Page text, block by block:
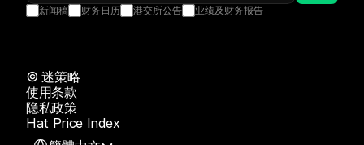
新闻稿 财务日历 港交所公告 业绩及财务报告
©️ 迷策略
使用条款
隐私政策
Hat Price Index